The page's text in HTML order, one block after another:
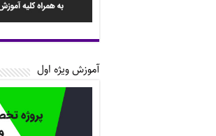
آموزش ویژه اول